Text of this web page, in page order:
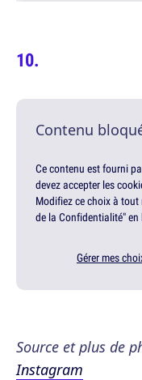
Contenu
Ce contenu est fourni
devez accepter les
Modifiez ce choix à tout
de la Confidentialité" en
Gérer mes
Source et plus de
Instagram